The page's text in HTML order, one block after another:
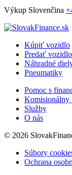
Výkup Slovenčina
Kúpiť vozidlo
Predať vozidlo
Náhradné
Pneumatiky
Pomoc s
Komisionálny
Služby
O nás
© 2026
Súbory
Ochrana